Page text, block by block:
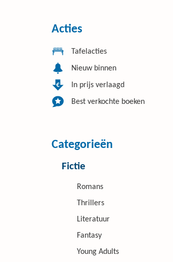
Acties
Tafelacties
Nieuw binnen
In prijs verlaagd
Best verkochte boeken
Categorieën
Fictie
Romans
Thrillers
Literatuur
Fantasy
Young Adults